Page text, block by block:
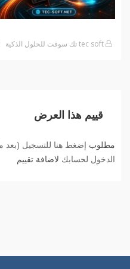
قييم هذا العرض
مطلوب إضغط هنا للتسجيل (بعد
الدخول لحسابك لاضافة تقييم